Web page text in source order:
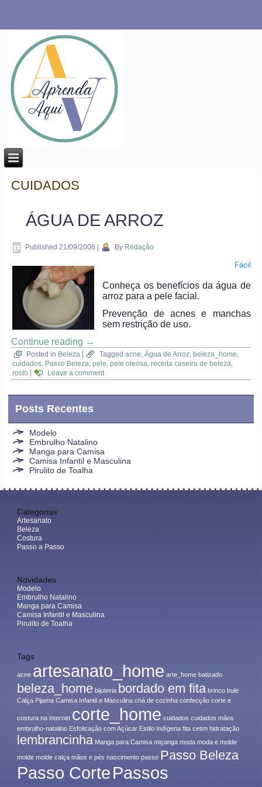
CUIDADOS
ÁGUA DE ARROZ
Published 21/09/2006 By Redação
Fácil
Conheça os benefícios da água de
arroz para a pele facial.
Prevenção de acnes e manchas
sem restrição de uso.
Continue reading →
Posted in Beleza Tagged acne ,Água de Arroz ,beleza_home
cuidados, Passo Beleza,pele,pele oleosa,receita caseira de beleza,
rosto
Leave a comment
Posts Recentes
Modelo
Embrulho Natalino
Manga para Camisa
Camisa Infantil e Masculina
Pirulito de Toalha
Categorias
Artesanato
Beleza
Costura
Passo a Passo
Novidades
Modelo
Embrulho Natalino
Manga para Camisa
Camisa Infantil e Masculina
Pirulito de Toalha
Tags
acne artesanato_home arte_home batizado
beleza_home bijuteria bordado em fita brinco bule
Calça Pijama Camisa Infantil e Masculina chá de cozinha confecção corte e
costura na internet corte_home cuidados cuidados mãos
embrulho-natalino Esfolicação com Açúcar Estilo Indígena fita cetim hidratação
lembrancinha Manga para Camisa miçanga moda moda e molde
molde molde calça mãos e pés nascimento passo Passo Beleza
Passo CortePassos